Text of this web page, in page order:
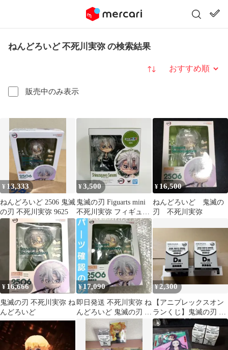
ねんどろいど 不死川実弥 の検索結果
販売中のみ表示
並び替え
¥ 13,333
ねんどろいど 2506 鬼滅
の刃 不死川実弥 9625
¥3,500
鬼滅の刃 Figuarts mini
不死川実弥 フィギュア
ーツミニ
¥ 16,500
ねんどろいど 鬼滅の
刃 不死川実弥
¥ 16,666
鬼滅の刃 不死川実弥 ね
んどろいど
¥ 17,090
即日発送 不死川実弥 ね
んどろいど 鬼滅の刃 フ
¥2,300
【アニプレックスオン
ランくじ】鬼滅の刃 無
限城編セット